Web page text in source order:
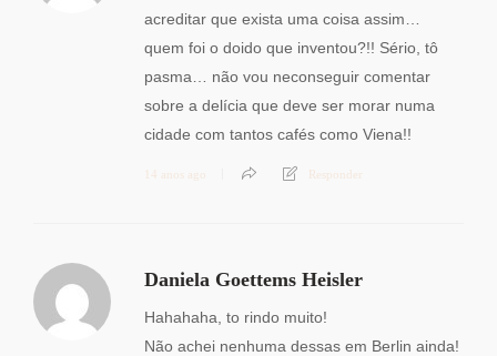
acreditar que exista uma coisa assim…
quem foi o doido que inventou?!! Sério, tô
pasma… não vou neconseguir comentar
sobre a delícia que deve ser morar numa
cidade com tantos cafés como Viena!!
14 anos ago Responder
Daniela Goettems Heisler
Hahahaha, to rindo muito!
Não achei nenhuma dessas em Berlin ainda!